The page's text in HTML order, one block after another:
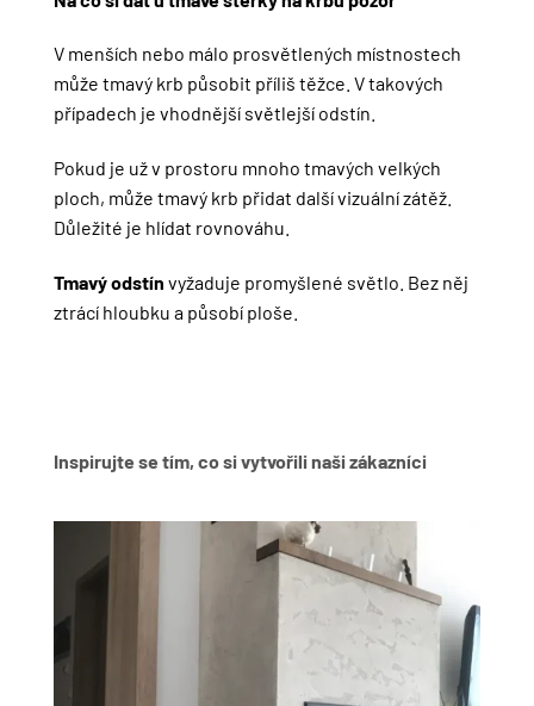
V menších nebo málo prosvětlených místnostech
může tmavý krb působit příliš těžce. V takových
případech je vhodnější světlejší odstín.
Pokud je už v prostoru mnoho tmavých velkých
ploch, může tmavý krb přidat další vizuální zátěž.
Důležité je hlídat rovnováhu.
Tmavý odstín vyžaduje promyšlené světlo. Bez něj
ztrácí hloubku a působí ploše.
Inspirujte se tím, co si vytvořili naši zákazníci